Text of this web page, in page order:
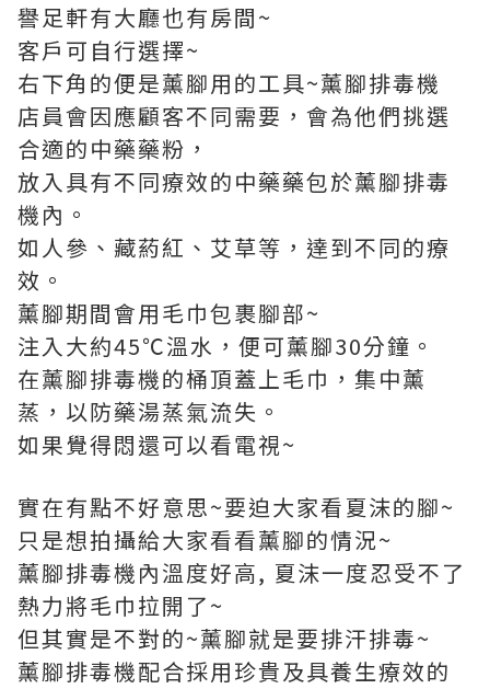
譽足軒有大廳也有房間~
客戶可自行選擇~
右下角的便是薰腳用的工具~薰腳排毒機
店員會因應顧客不同需要，會為他們挑選
合適的中藥藥粉，
放入具有不同療效的中藥藥包於薰腳排毒
機內。
如人參、藏葯紅、艾草等，達到不同的療
效。
薰腳期間會用毛巾包裹腳部~
注入大約45℃溫水，便可薰腳30分鐘。
在薰腳排毒機的桶頂蓋上毛巾，集中薰
蒸，以防藥湯蒸氣流失。
如果覺得悶還可以看電視~
實在有點不好意思~要迫大家看夏沫的腳~
只是想拍攝給大家看看薰腳的情況~
薰腳排毒機內溫度好高, 夏沫一度忍受不了
熱力將毛巾拉開了~
但其實是不對的~薰腳就是要排汗排毒~
薰腳排毒機配合採用珍貴及具養生療效的